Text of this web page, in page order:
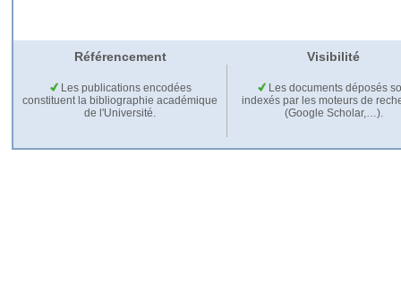
Référencement Visibilité
Les publications encodées
constituent la bibliographie académique
de l'Université.
Les documents déposés
indexés par les moteurs de
(Google Scholar,…).